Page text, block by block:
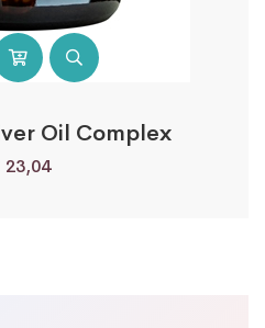
Oil Complex
23,04